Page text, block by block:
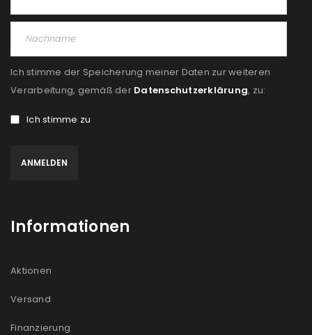
Ich stimme der Speicherung meiner Daten zur weiteren
Verarbeitung, gemäß der Datenschutzerklärung, zu:
Ich stimme zu
Informationen
Aktionen
Versand
Finanzierung